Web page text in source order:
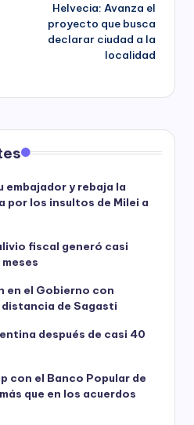
Helvecia: Avanza el
proyecto que busca
declarar ciudad a la
localidad
embajador y rebaja la
por los insultos de Milei a
fiscal generó casi
en el Gobierno con
de Sagasti
después de casi 40
con el Banco Popular de
que en los acuerdos